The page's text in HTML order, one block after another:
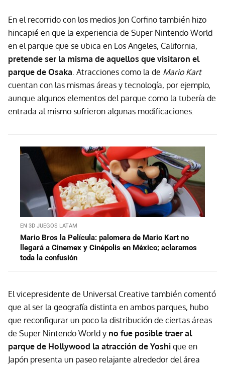
En el recorrido con los medios Jon Corfino también hizo
hincapié en que la experiencia de Super Nintendo World
en el parque que se ubica en Los Angeles, California,
pretende ser la misma de aquellos que visitaron el
parque de Osaka . Atracciones como la de Mario Kart
cuentan con las mismas áreas y tecnología, por ejemplo,
aunque algunos elementos del parque como la tubería de
entrada al mismo sufrieron algunas modificaciones.
EN 3D JUEGOS LATAM
Mario Bros la Película: palomera de Mario Kart no
llegará a Cinemex y Cinépolis en México; aclaramos
toda la confusión
El vicepresidente de Universal Creative también comentó
que al ser la geografía distinta en ambos parques, hubo
que reconfigurar un poco la distribución de ciertas áreas
de Super Nintendo World y no fue posible traer al
parque de Hollywood la atracción de Yoshi que en
Japón presenta un paseo relajante alrededor del área